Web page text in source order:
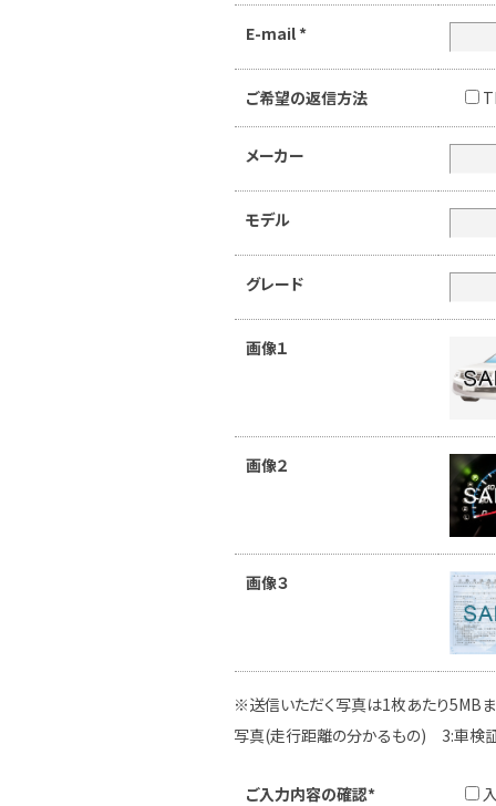
E-mail *
ご希望の返信方法
メーカー
モデル
グレード
画像１
画像２
画像３
※送信いただく写真は1枚あたり5MBま
写真(走行距離の分かるもの) 3:車検
ご入力内容の確認*